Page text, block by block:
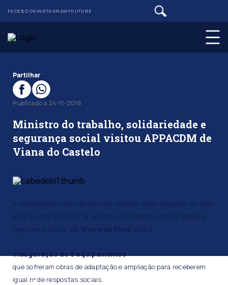
FACEBOOKINSTAGRAMYOUTUBE
Partilhar
Publicado a 24-11-2016
Ministro do trabalho, solidariedade e
segurança social visitou APPACDM de
Viana do Castelo
A APPACDM de Viana do Castelo recebeu (pela segunda vez este
ano) a visita do Exmo. Sr. Ministro do Trabalho, Solidariedade e
Segurança Social, Dr. Vieira da Silva , para a
inauguração de 6 equipamentos
que sofreram obras de adaptação e ampliação para receberem
igual nº de respostas sociais.